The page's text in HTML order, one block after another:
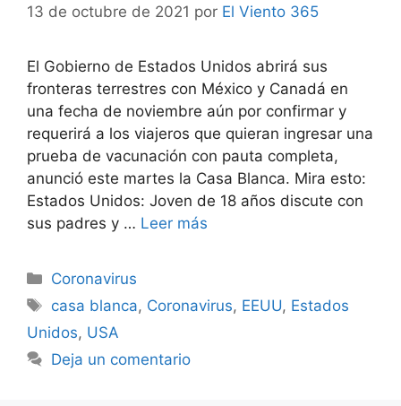
13 de octubre de 2021 por El Viento 365
El Gobierno de Estados Unidos abrirá sus
fronteras terrestres con México y Canadá en
una fecha de noviembre aún por confirmar y
requerirá a los viajeros que quieran ingresar una
prueba de vacunación con pauta completa,
anunció este martes la Casa Blanca. Mira esto:
Estados Unidos: Joven de 18 años discute con
sus padres y … Leer más
Categorías
Coronavirus
Etiquetas
casa blanca, Coronavirus, EEUU, Estados
Unidos, USA
Deja un comentario